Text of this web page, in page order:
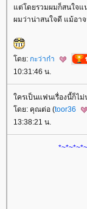
ต่โดยรวมผมก็สนใจแ
ผมว่าน่าสนใจดี แม้อา
ดย: กะว่าก๋า
10:31:46 น.
ครเป็นแฟนเรื่องนี้ก็ไม่
ดย: คุณต่อ (toor36
13:38:21 น.